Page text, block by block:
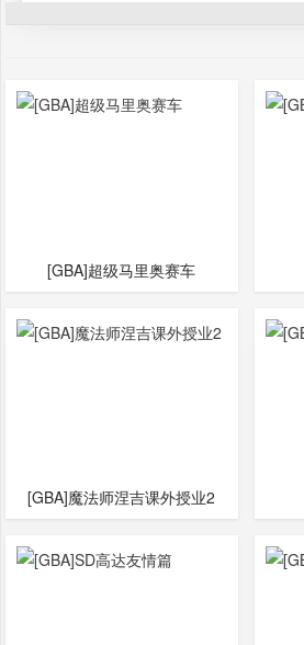
[GBA]超级马里奥赛车
[GBA]魔法师涅吉课外授业2